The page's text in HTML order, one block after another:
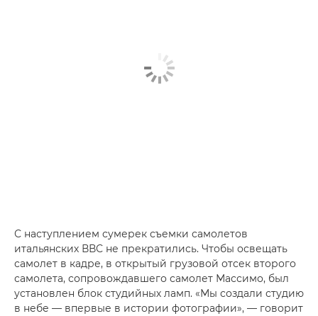
С наступлением сумерек съемки самолетов
итальянских ВВС не прекратились. Чтобы освещать
самолет в кадре, в открытый грузовой отсек второго
самолета, сопровождавшего самолет Массимо, был
установлен блок студийных ламп. «Мы создали студию
в небе — впервые в истории фотографии», — говорит